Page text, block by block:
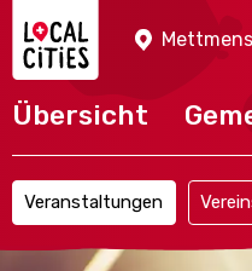
Übersicht
Veranstaltungen